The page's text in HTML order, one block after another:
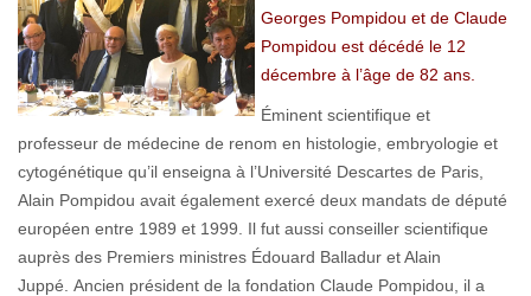
Georges Pompidou et de Claude
Pompidou est décédé le 12
décembre à l’âge de 82 ans.
Éminent scientifique et
professeur de médecine de renom en histologie, embryologie et
cytogénétique qu’il enseigna à l’Université Descartes de Paris,
Alain Pompidou avait également exercé deux mandats de député
européen entre 1989 et 1999. Il fut aussi conseiller scientifique
auprès des Premiers ministres Édouard Balladur et Alain
Juppé. Ancien président de la fondation Claude Pompidou, il a